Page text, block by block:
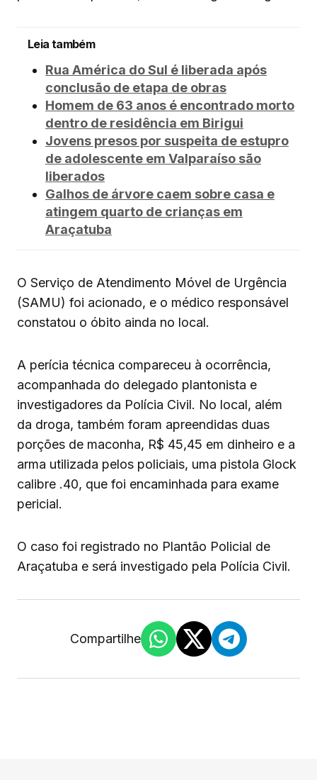
Leia também
Rua América do Sul é liberada após
conclusão de etapa de obras
Homem de 63 anos é encontrado morto
dentro de residência em Birigui
Jovens presos por suspeita de estupro
de adolescente em Valparaíso são
liberados
Galhos de árvore caem sobre casa e
atingem quarto de crianças em
Araçatuba
O Serviço de Atendimento Móvel de Urgência
(SAMU) foi acionado, e o médico responsável
constatou o óbito ainda no local.
A perícia técnica compareceu à ocorrência,
acompanhada do delegado plantonista e
investigadores da Polícia Civil. No local, além
da droga, também foram apreendidas duas
porções de maconha, R$ 45,45 em dinheiro e a
arma utilizada pelos policiais, uma pistola Glock
calibre .40, que foi encaminhada para exame
pericial.
O caso foi registrado no Plantão Policial de
Araçatuba e será investigado pela Polícia Civil.
Compartilhe